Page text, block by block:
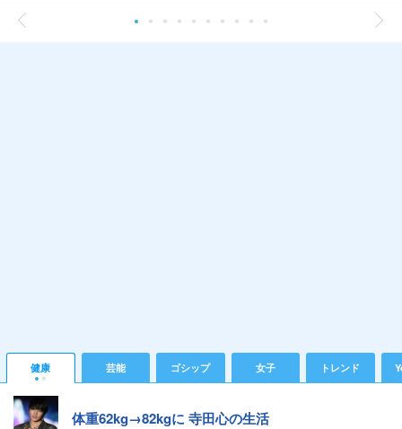
健康 芸能 ゴシップ 女子 トレンド
体重62kg→82kgに 寺田心の生活